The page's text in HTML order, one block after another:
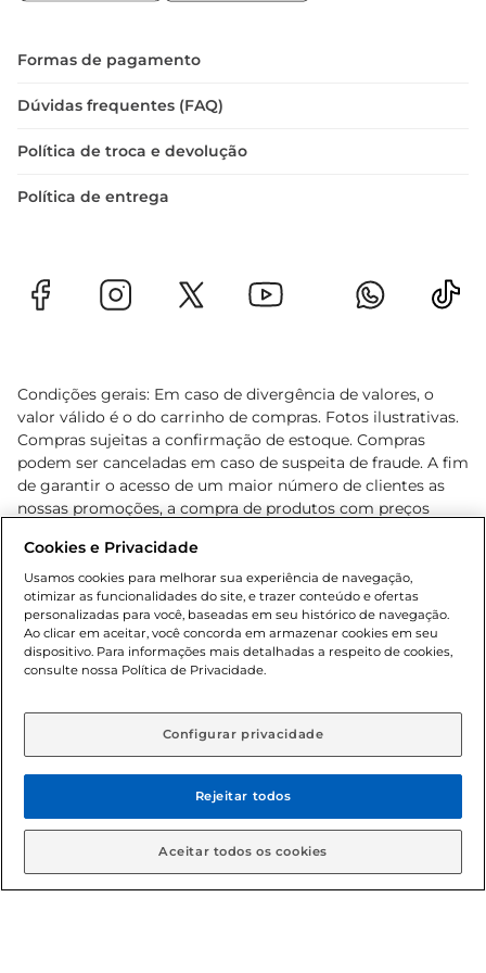
Formas de pagamento
Dúvidas frequentes (FAQ)
Política de troca e devolução
Política de entrega
Condições gerais: Em caso de divergência de valores, o
valor válido é o do carrinho de compras. Fotos ilustrativas.
Compras sujeitas a confirmação de estoque. Compras
podem ser canceladas em caso de suspeita de fraude. A fim
de garantir o acesso de um maior número de clientes as
nossas promoções, a compra de produtos com preços
cliente. Os preços, ofertas e condições são exclusivos para
o e-commerce e válidos durante o dia de hoje, podendo
sofrer alterações sem prévia notificação. Proibida a venda
de bebidas alcoólicas para menores de 18 anos, conforme
Lei n.º 8069/90, art. 81, inciso II (Estatuto da Criança e do
Adolescente). Preços e condições exclusivos para o
aviso prévio. O valor mínimo para as compras on-line é de
© 2026 Copyright. Todos os direitos
reservados Gbarbosa.
Cookies e Privacidade
Usamos cookies para melhorar sua experiência de navegação,
otimizar as funcionalidades do site, e trazer conteúdo e ofertas
personalizadas para você, baseadas em seu histórico de navegação.
Ao clicar em aceitar, você concorda em armazenar cookies em seu
dispositivo. Para informações mais detalhadas a respeito de cookies,
consulte nossa Política de Privacidade.
Configurar privacidade
Rejeitar todos
Aceitar todos os cookies